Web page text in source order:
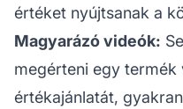
értéket nyújtsanak a
Magyarázó videók:
megérteni egy
értékajánlatát,